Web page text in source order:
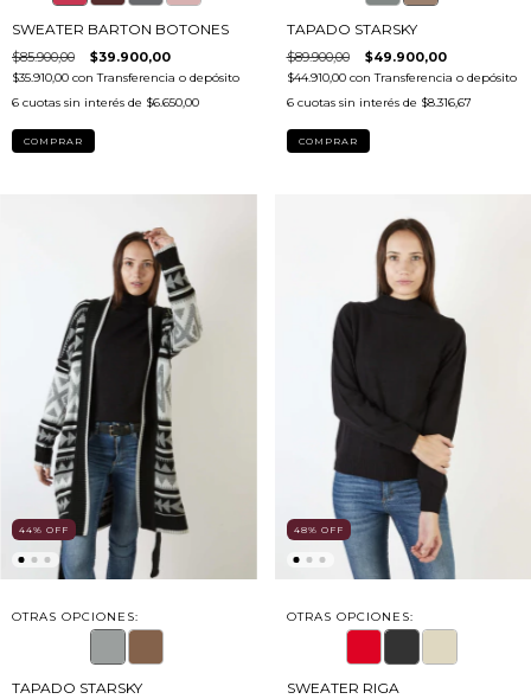
SWEATER BARTON BOTONES
$85.900,00 $39.900,00
$35.910,00 con Transferencia o depósito
6 cuotas sin interés de $6.650,00
COMPRAR
TAPADO STARSKY
$89.900,00 $49.900,00
$44.910,00 con Transferencia o depósito
6 cuotas sin interés de $8.316,67
COMPRAR
44% OFF
OTRAS OPCIONES:
TAPADO STARSKY
48% OFF
OTRAS OPCIONES:
SWEATER RIGA